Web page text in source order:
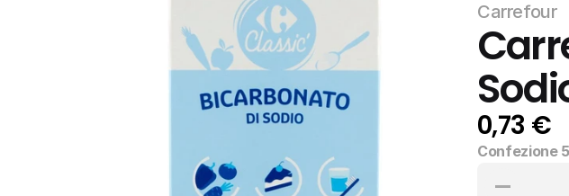
Carrefour
0,73 €
Confezione